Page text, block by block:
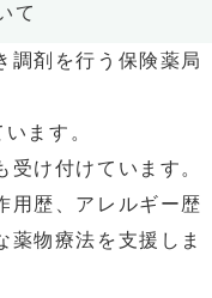
て
調剤を行う保険薬局
ます。
け付けています。
用歴、アレルギー歴
薬物療法を支援しま